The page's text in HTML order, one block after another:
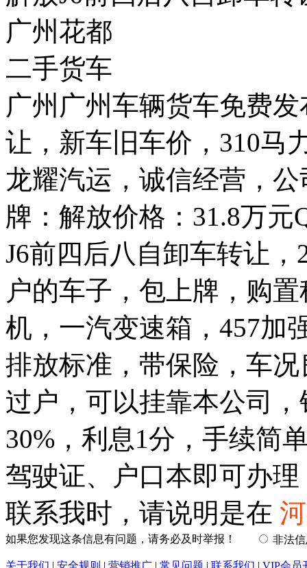
广州花都
二手货车
广州广州车辆货车免费
让，新车旧车价，310马
龙耀汽运，诚信经营，
牌：解放价格：31.8万元
J6前四后八自卸车转让
户的车子，包上牌，购
机，一汽变速箱，457加
排放标准，带保险，车
过户，可以挂靠本公司
30%，利息1分，手续简
驾驶证、户口本即可办
联系我时，请说明是在
如果您发现这条信息有问题，请务必及时举报！ 非法
关于我们 | 安全规则 | 营销推广 | 常见问题 | 联系我们 | VIP会员